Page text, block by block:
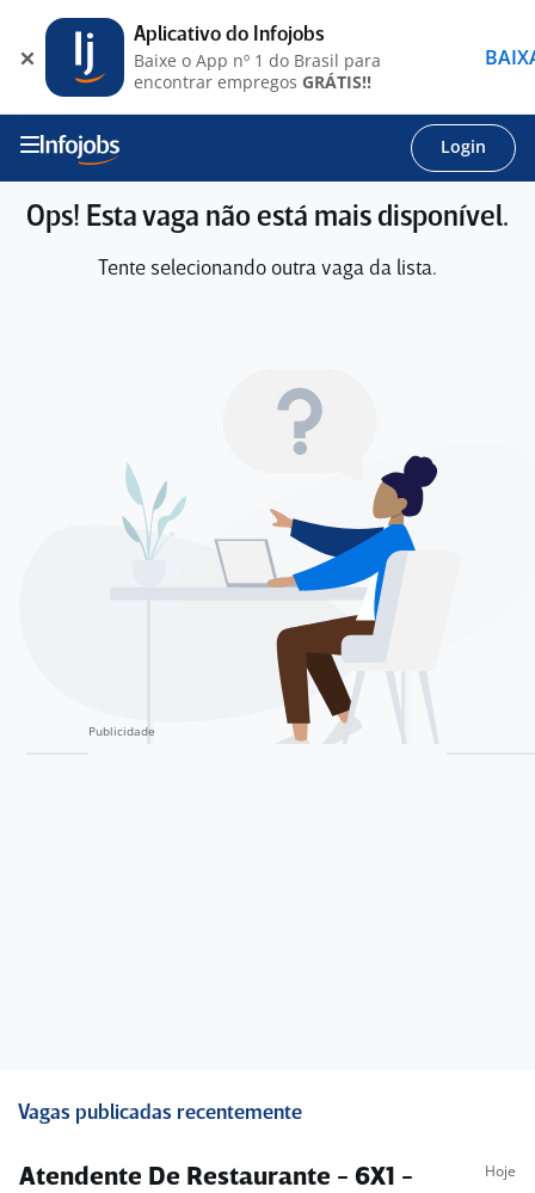
Login
Ops! Esta vaga não está mais disponível.
Tente selecionando outra vaga da lista.
Vagas publicadas recentemente
Atendente De Restaurante - 6X1 -
Hoje
Aplicativo do Infojobs
Baixe o App nº 1 do Brasil para
encontrar empregos GRÁTIS!!